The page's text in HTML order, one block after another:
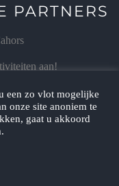
PARTNERS
aan!
van de Lot
een zo vlot mogelijke
onze site anoniem te
gaat u akkoord